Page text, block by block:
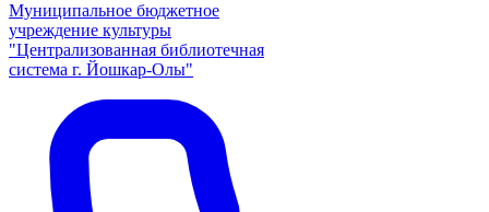
Муниципальное бюджетное
учреждение культуры
"Централизованная библиотечная
система г. Йошкар-Олы"